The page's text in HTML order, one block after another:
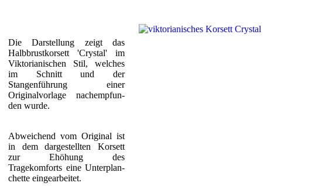
Die Darstellung zeigt das
Halbbrustkorsett 'Crystal' im
Viktorianischen Stil, welches
im Schnitt und der
Stangenführung einer
Originalvorlage nachempfun-
den wurde.
Abweichend vom Original ist
in dem dargestellten Korsett
zur Ehöhung des
Tragekomforts eine Unterplan-
chette eingearbeitet.